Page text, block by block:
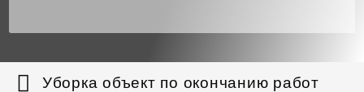
Уборка объект по окончанию работ